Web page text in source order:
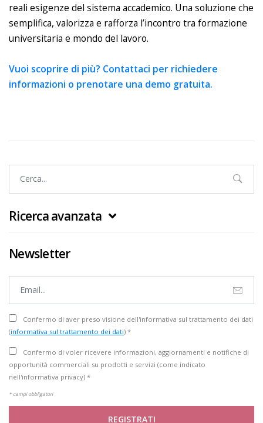
reali esigenze del sistema accademico. Una soluzione che
semplifica, valorizza e rafforza l’incontro tra formazione
universitaria e mondo del lavoro.
Vuoi scoprire di più? Contattaci per richiedere
informazioni o prenotare una demo gratuita.
Ricerca avanzata
Newsletter
Confermo di aver preso visione dell'informativa sul trattamento dei dati
(informativa sul trattamento dei dati) *
Confermo di voler ricevere informazioni, aggiornamenti e notifiche di
opportunità commerciali su prodotti e servizi (come indicato
nell'informativa privacy) *
* campi obbligatori
REGISTRATI